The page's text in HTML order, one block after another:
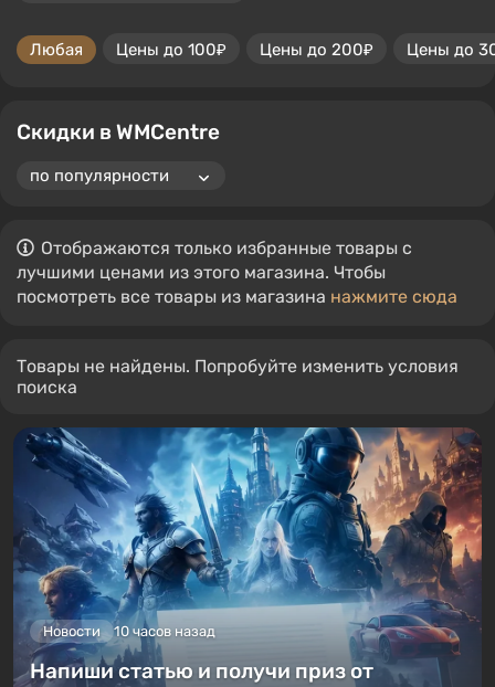
Любая Цены до 100₽ Цены до 200₽ Цены до
Скидки в WMCentre
Отображаются только избранные товары с
лучшими ценами из этого магазина. Чтобы
посмотреть все товары из магазина нажмите сюда
Товары не найдены. Попробуйте изменить условия
поиска
Новости 10 часов назад
Напиши статью и получи приз от